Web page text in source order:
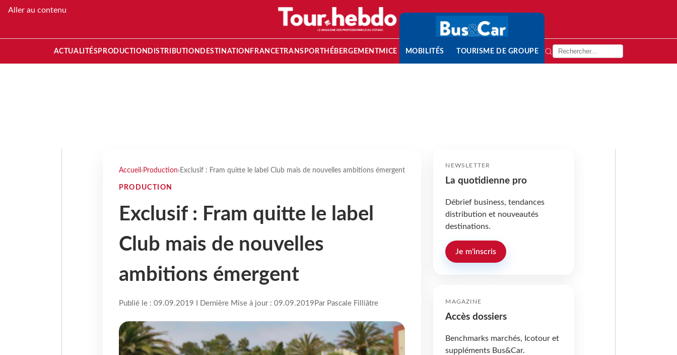
Aller au contenu
ACTUALITÉS PRODUCTION DISTRIBUTION DESTINATION FRANCETRANSPORT HÉBERGEMENTMICE MOBILITÉS TOURISME DE GROUPE
Accueil › Production› Exclusif : Fram quitte le label Club mais de nouvelles ambitions émergent
PRODUCTION
Exclusif : Fram quitte le label
Club mais de nouvelles
ambitions émergent
Publié le : 09.09.2019 I Dernière Mise à jour : 09.09.2019 Par Pascale Filliâtre
NEWSLETTER
La quotidienne pro
Débrief business, tendances
distribution et nouveautés
destinations.
Je m'inscris
MAGAZINE
Accès dossiers
Benchmarks marchés, Icotour et
suppléments Bus&Car.